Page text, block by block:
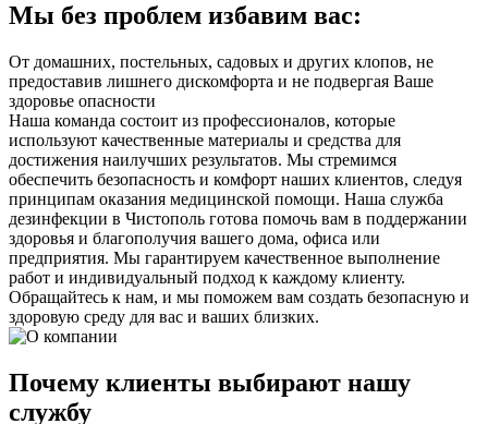
Мы без проблем избавим вас:
От домашних, постельных, садовых и других клопов, не
предоставив лишнего дискомфорта и не подвергая Ваше
здоровье опасности
Наша команда состоит из профессионалов, которые
используют качественные материалы и средства для
достижения наилучших результатов. Мы стремимся
обеспечить безопасность и комфорт наших клиентов, следуя
принципам оказания медицинской помощи. Наша служба
дезинфекции в Чистополь готова помочь вам в поддержании
здоровья и благополучия вашего дома, офиса или
предприятия. Мы гарантируем качественное выполнение
работ и индивидуальный подход к каждому клиенту.
Обращайтесь к нам, и мы поможем вам создать безопасную и
здоровую среду для вас и ваших близких.
Почему клиенты выбирают нашу
службу